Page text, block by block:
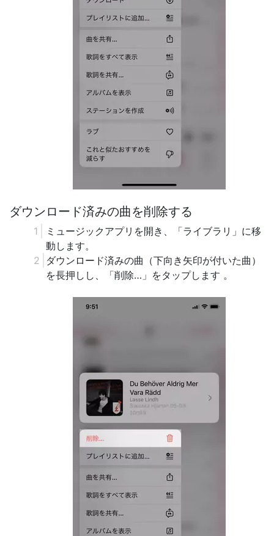
ダウンロード済みの曲を削除する
ミュージックアプリを開き、「ライブラリ」に移
動します。
ダウンロード済みの曲（下向き矢印が付いた曲）
を長押しし、「削除…」をタップします 。